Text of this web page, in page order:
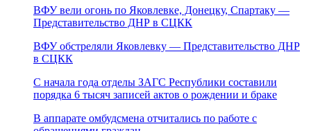
ВФУ вели огонь по Яковлевке, Донецку, Спартаку —
Представительство ДНР в СЦКК
ВФУ обстреляли Яковлевку — Представительство ДНР
в СЦКК
С начала года отделы ЗАГС Республики составили
порядка 6 тысяч записей актов о рождении и браке
В аппарате омбудсмена отчитались по работе с